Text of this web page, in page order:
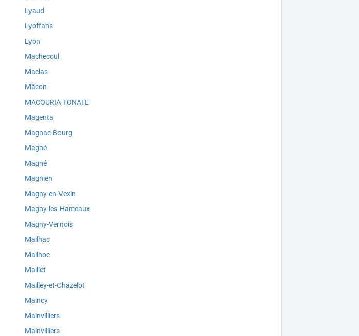
Lyaud
Lyoffans
Lyon
Machecoul
Maclas
Mâcon
MACOURIA TONATE
Magenta
Magnac-Bourg
Magné
Magné
Magnien
Magny-en-Vexin
Magny-les-Hameaux
Magny-Vernois
Mailhac
Mailhoc
Maillet
Mailley-et-Chazelot
Maincy
Mainvilliers
Mainvilliers